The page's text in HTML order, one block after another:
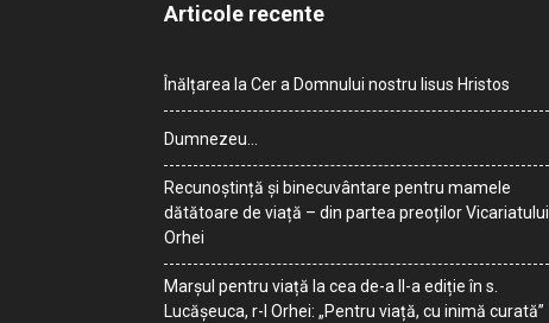
Articole recente
Înălțarea la Cer a Domnului nostru Iisus Hristos
Dumnezeu…
Recunoștință și binecuvântare pentru mamele
dătătoare de viață – din partea preoților Vicariatului
Orhei
Marșul pentru viață la cea de-a II-a ediție în s.
Lucășeuca, r-l Orhei: „Pentru viață, cu inimă curată”